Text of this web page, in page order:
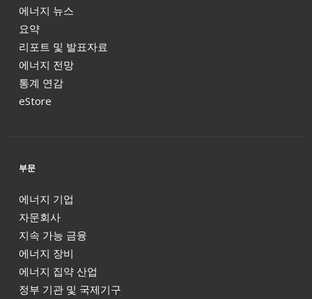
에너지 뉴스
요약
리포트 및 발표자료
에너지 전망
통계 연감
eStore
부문
에너지 기업
자문회사
지속 가능 금융
에너지 장비
에너지 집약 산업
정부 기관 및 국제기구